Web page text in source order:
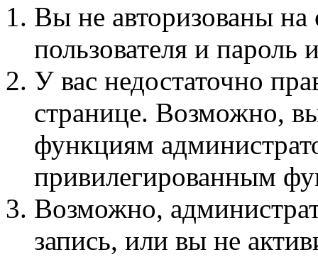
Вы не авторизованы на
пользователя и пароль
У вас недостаточно
странице. Возможно,
функциям
привилегированным
Возможно,
запись, или вы не